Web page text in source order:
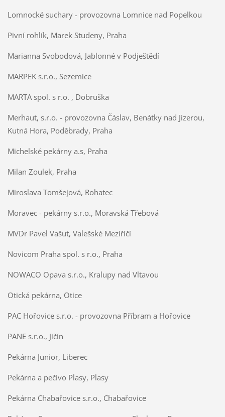
Lomnocké suchary - provozovna Lomnice nad Popelkou
Pivní rohlík, Marek Studeny, Praha
Marianna Svobodová, Jablonné v Podještědí
MARPEK s.r.o., Sezemice
MARTA spol. s r.o. , Dobruška
Merhaut, s.r.o. - provozovna Čáslav, Benátky nad Jizerou,
Kutná Hora, Poděbrady, Praha
Michelské pekárny a.s, Praha
Milan Zoulek, Praha
Miroslava Tomšejová, Rohatec
Moravec - pekárny s.r.o., Moravská Třebová
MVDr Pavel Vašut, Valešské Meziříčí
Novicom Praha spol. s r.o., Praha
NOWACO Opava s.r.o., Kralupy nad Vltavou
Otická pekárna, Otice
PAC Hořovice s.r.o. - provozovna Příbram a Hořovice
PANE s.r.o., Jičín
Pekárna Junior, Liberec
Pekárna a pečivo Plasy, Plasy
Pekárna Chabařovice s.r.o., Chabařovice